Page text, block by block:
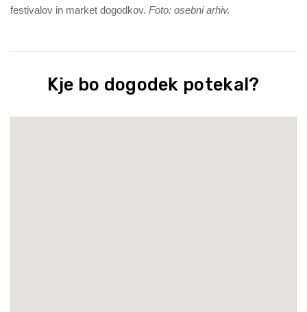
festivalov in market dogodkov. Foto: osebni arhiv.
Kje bo dogodek potekal?